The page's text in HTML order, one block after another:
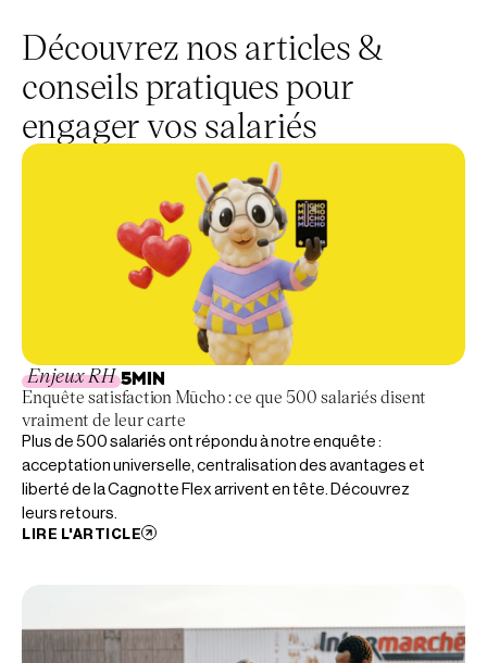
Découvrez nos articles &
conseils pratiques pour
engager vos salariés
Enjeux RH 5MIN
Enquête satisfaction Mūcho : ce que 500 salariés disent
vraiment de leur carte
Plus de 500 salariés ont répondu à notre enquête :
acceptation universelle, centralisation des avantages et
liberté de la Cagnotte Flex arrivent en tête. Découvrez
leurs retours.
LIRE L'ARTICLE